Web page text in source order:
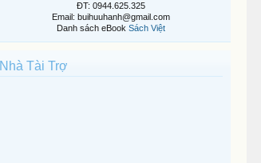
ĐT: 0944.625.325
Email: buihuuhanh@gmail.com
Danh sách eBook Sách Việt
Nhà Tài Trợ